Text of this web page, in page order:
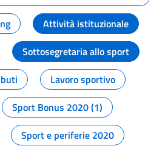
Attività istituzionale
Sottosegretaria allo sport
Lavoro sportivo
Sport Bonus 2020 (1)
Sport e periferie 2020